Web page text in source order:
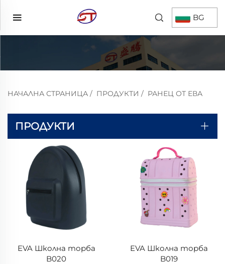
BG
НАЧАЛНА СТРАНИЦА / ПРОДУКТИ / РАНЕЦ ОТ ЕВА
ПРОДУКТИ
EVA Школна торба
B020
EVA Школна торба
B019